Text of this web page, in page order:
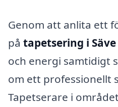
Genom att anlita ett
på tapetsering i Säve
och energi samtidigt
om ett professionellt
Tapetserare i